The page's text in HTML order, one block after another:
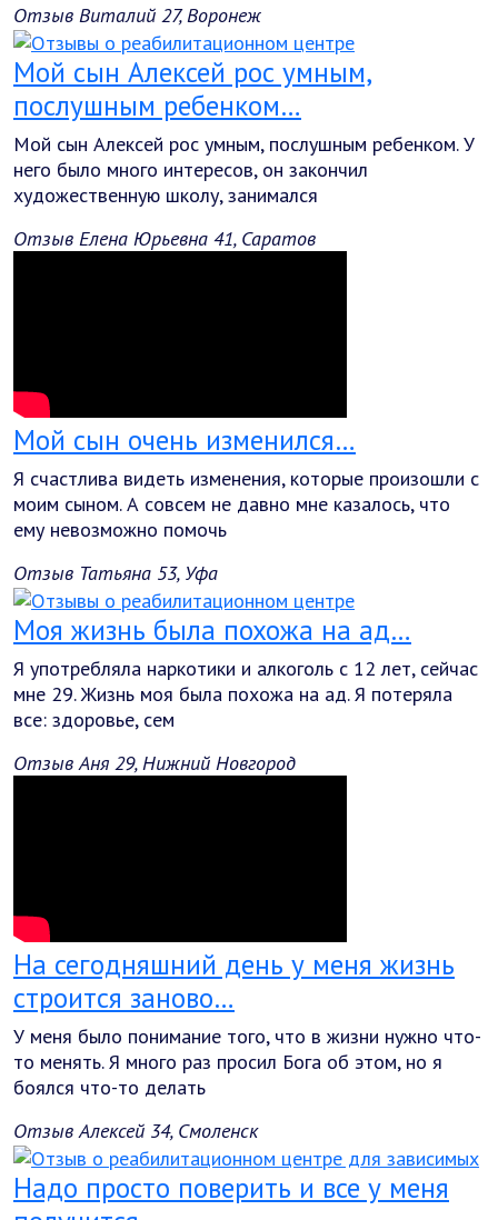
Отзыв Виталий 27, Воронеж
Мой сын Алексей рос умным,
послушным ребенком…
Мой сын Алексей рос умным, послушным ребенком. У
него было много интересов, он закончил
художественную школу, занимался
Отзыв Елена Юрьевна 41, Саратов
Мой сын очень изменился…
Я счастлива видеть изменения, которые произошли с
моим сыном. А совсем не давно мне казалось, что
ему невозможно помочь
Отзыв Татьяна 53, Уфа
Моя жизнь была похожа на ад…
Я употребляла наркотики и алкоголь с 12 лет, сейчас
мне 29. Жизнь моя была похожа на ад. Я потеряла
все: здоровье, сем
Отзыв Аня 29, Нижний Новгород
На сегодняшний день у меня жизнь
строится заново…
У меня было понимание того, что в жизни нужно что-
то менять. Я много раз просил Бога об этом, но я
боялся что-то делать
Отзыв Алексей 34, Смоленск
Надо просто поверить и все у меня